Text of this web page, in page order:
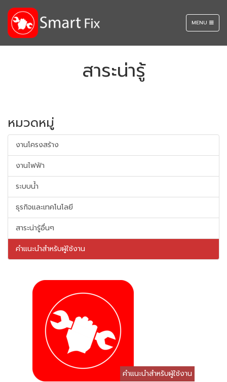
TOGGLE
NAVIGATION
MENU
สาระน่ารู้
หมวดหมู่
งานโครงสร้าง
งานไฟฟ้า
ระบบน้ำ
ธุรกิจและเทคโนโลยี
สาระน่ารู้อื่นๆ
คำแนะนำสำหรับผู้ใช้งาน
คำแนะนำสำหรับผู้ใช้งาน